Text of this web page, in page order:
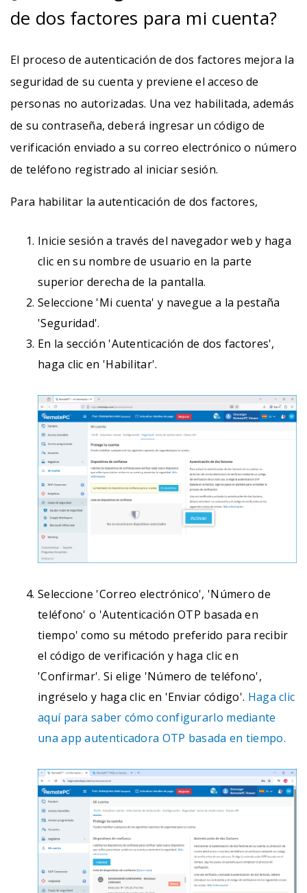
de dos factores para mi cuenta?
El proceso de autenticación de dos factores mejora la
seguridad de su cuenta y previene el acceso de
personas no autorizadas. Una vez habilitada, además
de su contraseña, deberá ingresar un código de
verificación enviado a su correo electrónico o número
de teléfono registrado al iniciar sesión.
Para habilitar la autenticación de dos factores,
Inicie sesión a través del navegador web y haga
clic en su nombre de usuario en la parte
superior derecha de la pantalla.
Seleccione 'Mi cuenta' y navegue a la pestaña
'Seguridad'.
En la sección 'Autenticación de dos factores',
haga clic en 'Habilitar'.
Seleccione 'Correo electrónico', 'Número de
teléfono' o 'Autenticación OTP basada en
tiempo' como su método preferido para recibir
el código de verificación y haga clic en
'Confirmar'. Si elige 'Número de teléfono',
ingréselo y haga clic en 'Enviar código'. Haga clic
aquí para saber cómo configurarlo mediante
una app autenticadora OTP basada en tiempo.